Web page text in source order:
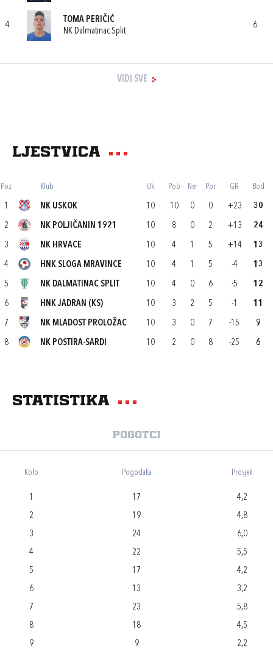
4
TOMA PERIČIĆ
NK Dalmatinac Split
6
VIDI SVE
Ljestvica
Poz Klub Uk Pob Ner Por GR Bod
1 NK USKOK 10 10 0 0 +23 30
2 NK POLJIČANIN 1921 10 8 0 2 +13 24
3 NK HRVACE 10 4 1 5 +14 13
4 HNK SLOGA MRAVINCE 10 4 1 5 -4 13
5 NK DALMATINAC SPLIT 10 4 0 6 -5 12
6 HNK JADRAN (KS) 10 3 2 5 -1 11
7 NK MLADOST PROLOŽAC 10 3 0 7 -15 9
8 NK POSTIRA-SARDI 10 2 0 8 -25 6
Statistika
Pogotci
Kolo Pogodaka Prosjek
1 17
4,2
2
19
4,8
3
24
6,0
4
22
5,5
5
17
4,2
6
13
3,2
7
23
5,8
8
18
4,5
9
9
2,2